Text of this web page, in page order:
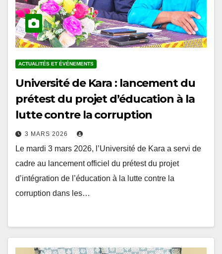
Université de Kara : lancement du
prétest du projet d’éducation à la
lutte contre la corruption
Le mardi 3 mars 2026, l’Université de Kara a servi de
cadre au lancement officiel du prétest du projet
d’intégration de l’éducation à la lutte contre la
corruption dans les…